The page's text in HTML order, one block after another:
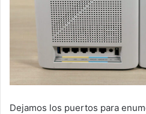
Dejamos los puertos para